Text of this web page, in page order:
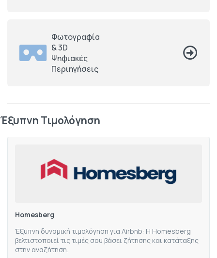
Φωτογραφία
& 3D
Ψηφιακές
Περιηγήσεις
Έξυπνη Τιμολόγηση
Homesberg
Έξυπνη δυναμική τιμολόγηση για Airbnb: Η Homesberg
βελτιστοποιεί τις τιμές σου βάσει ζήτησης και κατάταξης
στην αναζήτηση.